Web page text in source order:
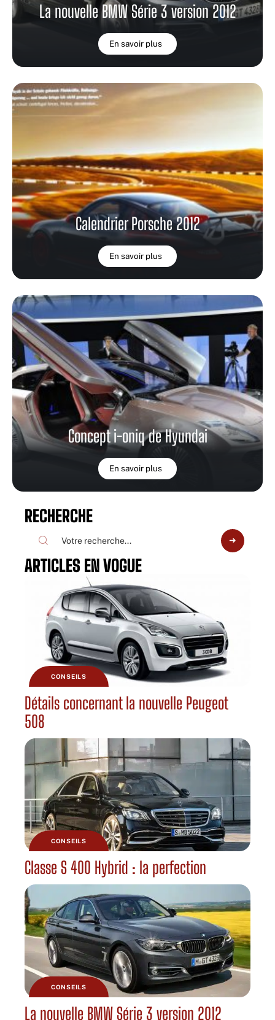
La nouvelle BMW Série 3 version 2012
En savoir plus
Calendrier Porsche 2012
En savoir plus
Concept i-oniq de Hyundai
En savoir plus
RECHERCHE
ARTICLES EN VOGUE
CONSEILS
Détails concernant la nouvelle Peugeot
508
CONSEILS
Classe S 400 Hybrid : la perfection
CONSEILS
La nouvelle BMW Série 3 version 2012